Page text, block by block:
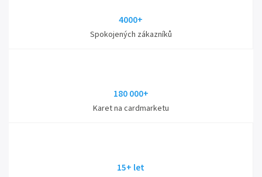
4000+
Spokojených zákazníků
180 000+
Karet na cardmarketu
15+ let